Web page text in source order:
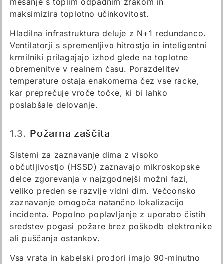
mešanje s toplim odpadnim zrakom in
maksimizira toplotno učinkovitost.
Hladilna infrastruktura deluje z N+1 redundanco.
Ventilatorji s spremenljivo hitrostjo in inteligentni
krmilniki prilagajajo izhod glede na toplotne
obremenitve v realnem času. Porazdelitev
temperature ostaja enakomerna čez vse racke,
kar preprečuje vroče točke, ki bi lahko
poslabšale delovanje.
1.3. Požarna zaščita
Sistemi za zaznavanje dima z visoko
občutljivostjo (HSSD) zaznavajo mikroskopske
delce zgorevanja v najzgodnejši možni fazi,
veliko preden se razvije vidni dim. Večconsko
zaznavanje omogoča natančno lokalizacijo
incidenta. Popolno poplavljanje z uporabo čistih
sredstev pogasi požare brez poškodb elektronike
ali puščanja ostankov.
Vsa vrata in kabelski prodori imajo 90-minutno